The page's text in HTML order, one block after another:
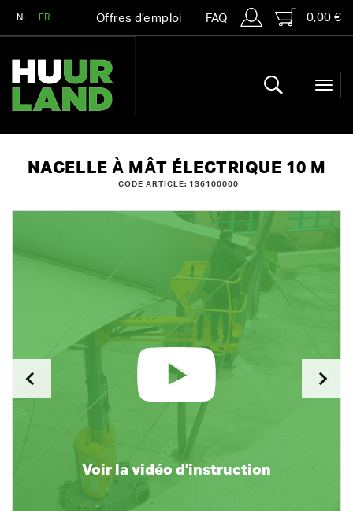
NL FR Offres d’emploi FAQ 0,00 €
NACELLE À MÂT ÉLECTRIQUE 10 M
CODE ARTICLE: 136100000
Voir la vidéo d'instruction